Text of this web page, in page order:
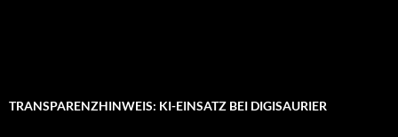
TRANSPARENZHINWEIS: KI-EINSATZ BEI DIGISAURIER